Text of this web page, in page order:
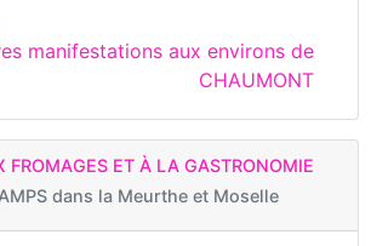
manifestations aux environs de
CHAUMONT
FROMAGES ET À LA GASTRONOMIE
dans la Meurthe et Moselle